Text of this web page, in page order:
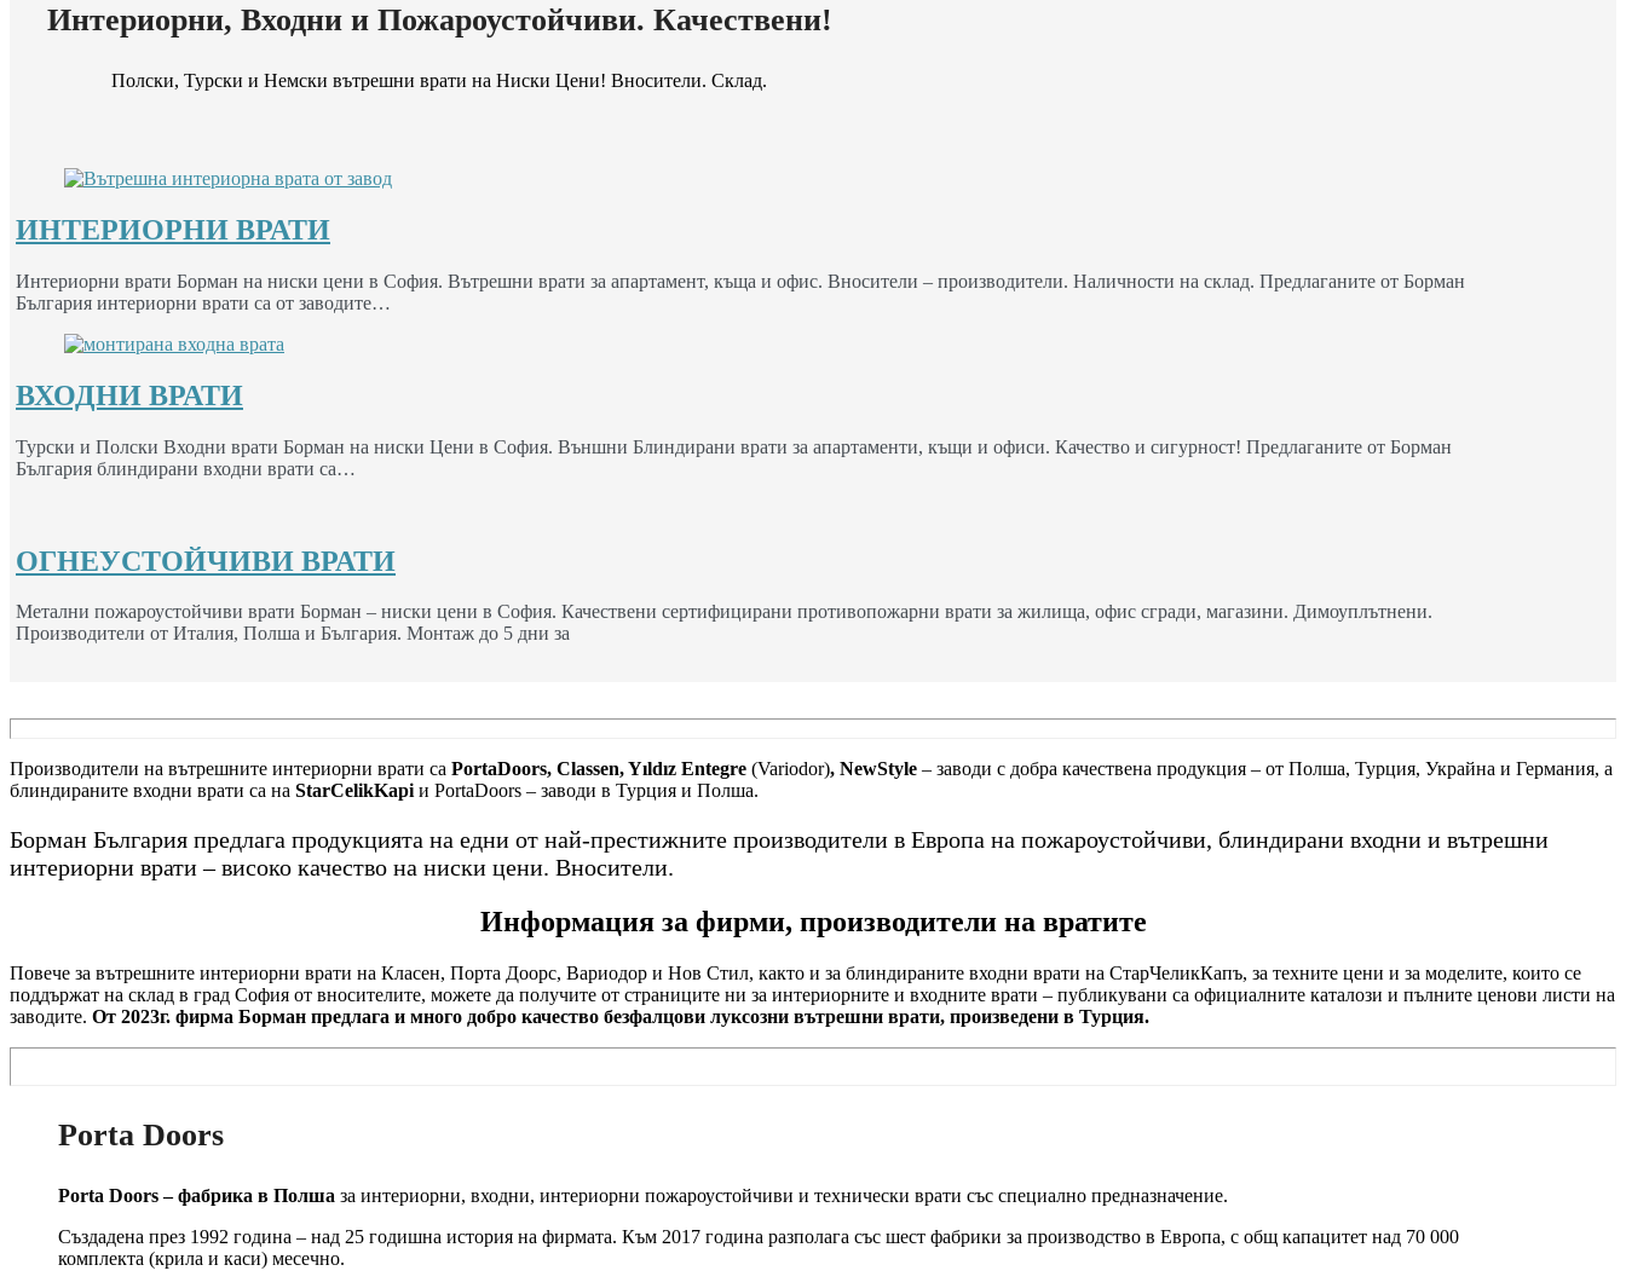
Интериорни, Входни и Пожароустойчиви. Качествени!
Полски, Турски и Немски вътрешни врати на Ниски Цени! Вносители. Склад.
ИНТЕРИОРНИ ВРАТИ
Интериорни врати Борман на ниски цени в София. Вътрешни врати за апартамент, къща и офис. Вносители – производители. Наличности на склад. Предлаганите от Борман
България интериорни врати са от заводите…
ВХОДНИ ВРАТИ
Турски и Полски Входни врати Борман на ниски Цени в София. Външни Блиндирани врати за апартаменти, къщи и офиси. Качество и сигурност! Предлаганите от Борман
България блиндирани входни врати са…
ОГНЕУСТОЙЧИВИ ВРАТИ
Метални пожароустойчиви врати Борман – ниски цени в София. Качествени сертифицирани противопожарни врати за жилища, офис сгради, магазини. Димоуплътнени.
Производители от Италия, Полша и България. Монтаж до 5 дни за
Производители на вътрешните интериорни врати са PortaDoors, Classen, Yıldız Entegre (Variodor), NewStyle – заводи с добра качествена продукция – от Полша, Турция, Украйна и Германия, а
блиндираните входни врати са на StarCelikKapiи PortaDoors – заводи в Турция и Полша.
Борман България предлага продукцията на едни от най-престижните производители в Европа на пожароустойчиви, блиндирани входни и вътрешни
интериорни врати – високо качество на ниски цени. Вносители.
Информация за фирми, производители на вратите
Повече за вътрешните интериорни врати на Класен, Порта Доорс, Вариодор и Нов Стил, както и за блиндираните входни врати на СтарЧеликКапъ, за техните цени и за моделите, които се
поддържат на склад в град София от вносителите, можете да получите от страниците ни за интериорните и входните врати – публикувани са официалните каталози и пълните ценови листи на
заводите. От 2023г. фирма Борман предлага и много добро качество безфалцови луксозни вътрешни врати, произведени в Турция.
Porta Doors
Porta Doors – фабрика в Полша за интериорни, входни, интериорни пожароустойчиви и технически врати със специално предназначение.
Създадена през 1992 година – над 25 годишна история на фирмата. Към 2017 година разполага със шест фабрики за производство в Европа, с общ капацитет над 70 000
комплекта (крила и каси) месечно.